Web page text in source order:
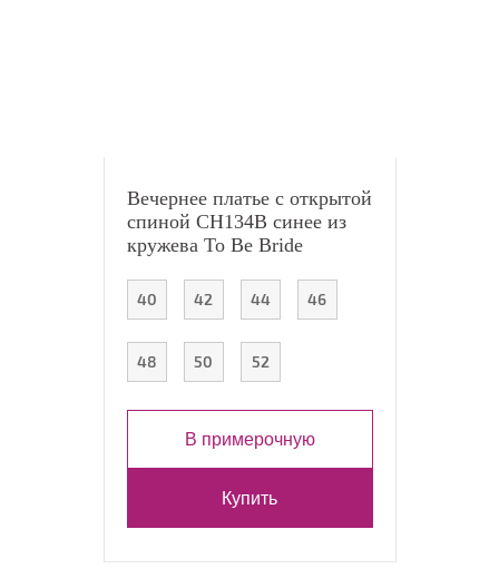
Вечернее платье с открытой
спиной CH134B синее из
кружева To Be Bride
40 42 44 46
48 50 52
В примерочную
Купить